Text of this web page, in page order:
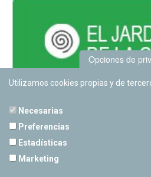
Opciones de
Utilizamos cookies propias y de
Necesarias
Preferencias
Estadísticas
Marketing